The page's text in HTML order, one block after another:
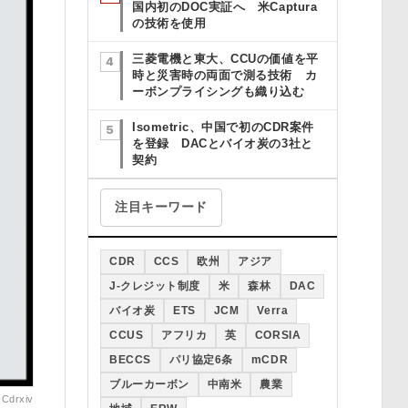
Cdrxiv
国内初のDOC実証へ 米Captura
の技術を使用
三菱電機と東大、CCUの価値を平
時と災害時の両面で測る技術 カ
ーボンプライシングも織り込む
Isometric、中国で初のCDR案件
を登録 DACとバイオ炭の3社と
契約
注目キーワード
CDR CCS 欧州 アジア
J-クレジット制度 米 森林 DAC
バイオ炭 ETS JCM Verra
CCUS アフリカ 英 CORSIA
BECCS パリ協定6条 mCDR
ブルーカーボン 中南米 農業